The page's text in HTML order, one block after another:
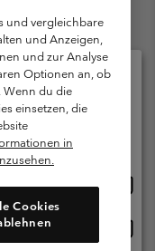
Garantie
Programms
Uhr
und vergleichbare
und Anzeigen,
und zur Analyse
Optionen an, ob
Wenn du die
einsetzen, die
in
Cookies
Ihre Sprache